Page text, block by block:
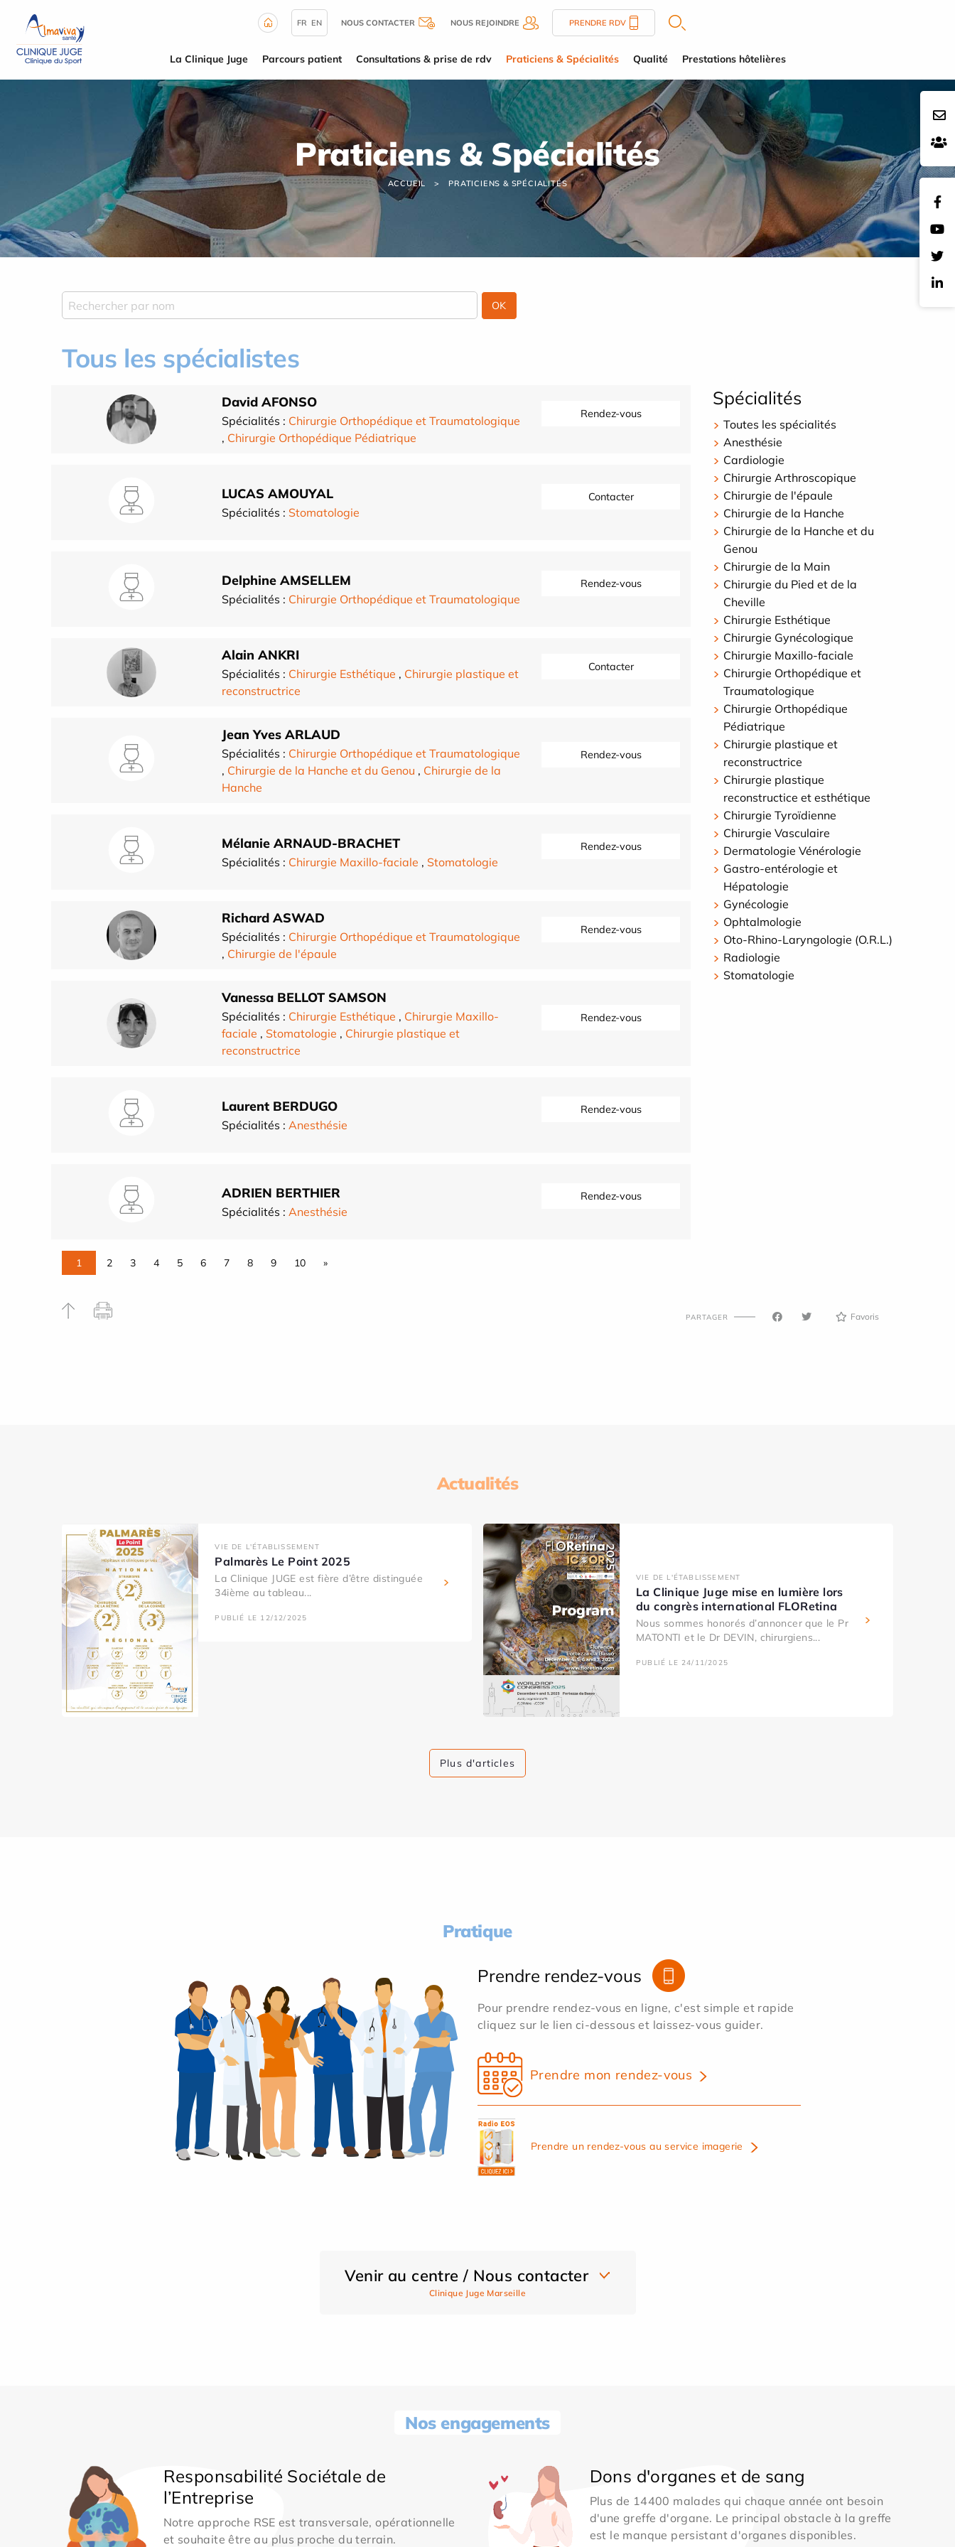
FR EN NOUS CONTACTER NOUS REJOINDRE PRENDRE RDV
La Clinique Juge Parcours patient Consultations & prise de rdv Praticiens & Spécialités Qualité Prestations hôtelières
Praticiens & Spécialités
ACCUEIL PRATICIENS & SPÉCIALITÉS
Tous les spécialistes
David AFONSO
Spécialités : Chirurgie Orthopédique et Traumatologique
, Chirurgie Orthopédique Pédiatrique
Rendez-vous
LUCAS AMOUYAL
Spécialités : Stomatologie
Contacter
Delphine AMSELLEM
Spécialités : Chirurgie Orthopédique et Traumatologique
Rendez-vous
Alain ANKRI
Spécialités : Chirurgie Esthétique , Chirurgie plastique et
reconstructrice
Contacter
Jean Yves ARLAUD
Spécialités : Chirurgie Orthopédique et Traumatologique
, Chirurgie de la Hanche et du Genou , Chirurgie de la
Hanche
Rendez-vous
Mélanie ARNAUD-BRACHET
Spécialités : Chirurgie Maxillo-faciale , Stomatologie
Rendez-vous
Richard ASWAD
Spécialités : Chirurgie Orthopédique et Traumatologique
, Chirurgie de l'épaule
Rendez-vous
Vanessa BELLOT SAMSON
Spécialités : Chirurgie Esthétique , Chirurgie Maxillo-
faciale , Stomatologie , Chirurgie plastique et
reconstructrice
Rendez-vous
Laurent BERDUGO
Spécialités : Anesthésie
Rendez-vous
ADRIEN BERTHIER
Spécialités : Anesthésie
Rendez-vous
1 2 3 4 5 6 7 8 9 10 »
Spécialités
Toutes les spécialités
Anesthésie
Cardiologie
Chirurgie Arthroscopique
Chirurgie de l'épaule
Chirurgie de la Hanche
Chirurgie de la Hanche et du
Genou
Chirurgie de la Main
Chirurgie du Pied et de la
Cheville
Chirurgie Esthétique
Chirurgie Gynécologique
Chirurgie Maxillo-faciale
Chirurgie Orthopédique et
Traumatologique
Chirurgie Orthopédique
Pédiatrique
Chirurgie plastique et
reconstructrice
Chirurgie plastique
reconstructice et esthétique
Chirurgie Tyroïdienne
Chirurgie Vasculaire
Dermatologie Vénérologie
Gastro-entérologie et
Hépatologie
Gynécologie
Ophtalmologie
Oto-Rhino-Laryngologie (O.R.L.)
Radiologie
Stomatologie
PARTAGER Favoris
Actualités
VIE DE L'ÉTABLISSEMENT
Palmarès Le Point 2025
La Clinique JUGE est fière d’être distinguée
34ième au tableau...
PUBLIÉ LE 12/12/2025
VIE DE L'ÉTABLISSEMENT
La Clinique Juge mise en lumière lors
du congrès international FLORetina
Nous sommes honorés d’annoncer que le Pr
MATONTI et le Dr DEVIN, chirurgiens...
PUBLIÉ LE 24/11/2025
Plus d'articles
Pratique
Prendre rendez-vous
Pour prendre rendez-vous en ligne, c'est simple et rapide
cliquez sur le lien ci-dessous et laissez-vous guider.
Prendre mon rendez-vous
Prendre un rendez-vous au service imagerie
Venir au centre / Nous contacter
Clinique Juge Marseille
Nos engagements
Responsabilité Sociétale de
l’Entreprise
Notre approche RSE est transversale, opérationnelle
et souhaite être au plus proche du terrain.
Dons d'organes et de sang
Plus de 14400 malades qui chaque année ont besoin
d'une greffe d'organe. Le principal obstacle à la greffe
est le manque persistant d'organes disponibles.